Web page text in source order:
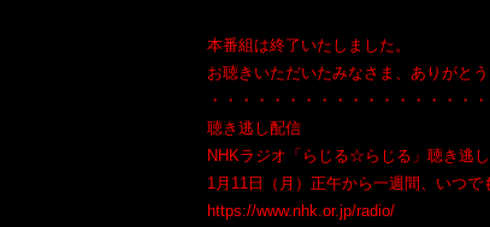
本番組は終了いたしました。
お聴きいただいたみなさま、ありがとう
・・・・・・・・・・・・・・・・・
聴き逃し配信
NHKラジオ「らじる☆らじる」聴き逃し
1月11日（月）正午から一週間、いつで
https://www.nhk.or.jp/radio/